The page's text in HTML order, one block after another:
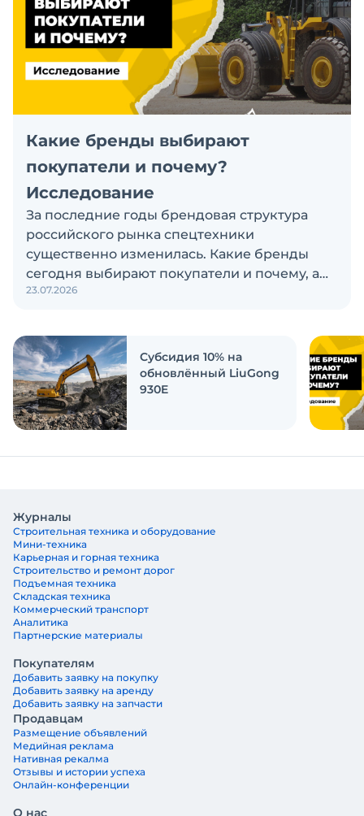
Какие бренды выбирают
покупатели и почему?
Исследование
За последние годы брендовая структура
российского рынка спецтехники
существенно изменилась. Какие бренды
сегодня выбирают покупатели и почему, а
также кого считают лидерами рынка?
ответить на эти вопросы
23.07.2026
Субсидия 10% на
обновлённый LiuGong
930E
Журналы
Строительная техника и оборудование
Мини-техника
Карьерная и горная техника
Строительство и ремонт дорог
Подъемная техника
Складская техника
Коммерческий транспорт
Аналитика
Партнерские материалы
Покупателям
Добавить заявку на покупку
Добавить заявку на аренду
Добавить заявку на запчасти
Продавцам
Размещение объявлений
Медийная реклама
Нативная рекалма
Отзывы и истории успеха
Онлайн-конференции
О нас